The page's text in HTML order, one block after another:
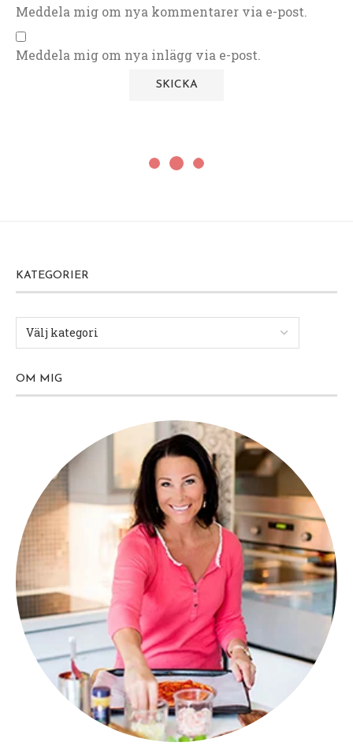
Meddela mig om nya kommentarer via e-post.
Meddela mig om nya inlägg via e-post.
KATEGORIER
OM MIG